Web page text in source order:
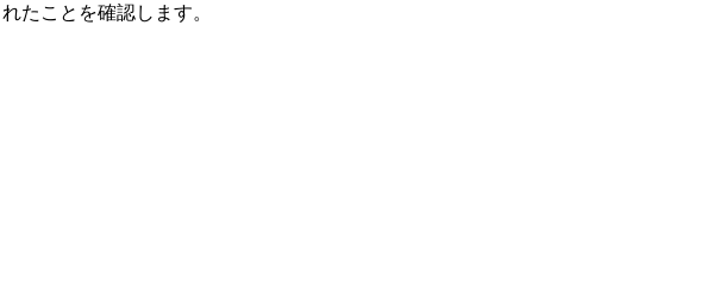
たことを確認します。